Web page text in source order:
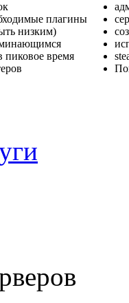
плагины
низким)
время